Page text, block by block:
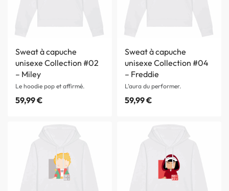
Sweat à capuche
unisexe Collection #02
– Miley
Le hoodie pop et affirmé.
59,99€
Sweat à capuche
unisexe Collection #04
– Freddie
L’aura du performer.
59,99€